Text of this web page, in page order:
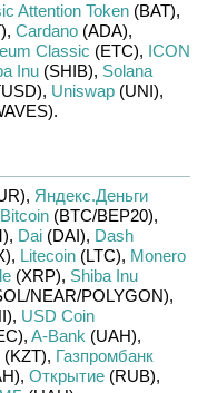
Attention Token(BAT),
, Cardano(ADA),
Classic (ETC), ICON
Inu(SHIB), Solana
, Uniswap(UNI),
.
, Яндекс.Деньги
Bitcoin(BTC/BEP20),
, Dai(DAI), Dash
, Litecoin(LTC), Monero
(XRP), Shiba Inu
NEAR/POLYGON),
, USD Coin
, A-Bank (UAH),
(KZT), Газпромбанк
, Открытие(RUB),